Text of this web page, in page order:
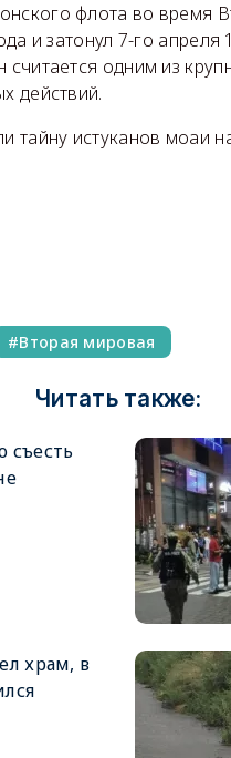
флота во время
и затонул 7-го
одним из
действий.
тайну истуканов моаи
Вторая мировая
Читать также:
съесть
храм, в